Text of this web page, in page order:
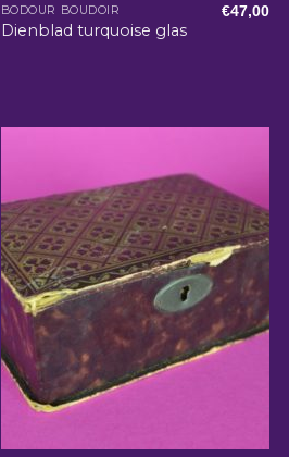
BODOUR BOUDOIR
Dienblad turquoise glas
€47,00